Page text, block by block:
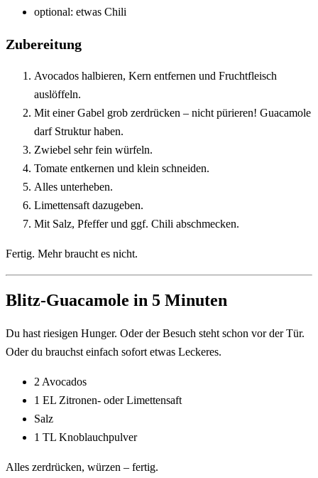
optional: etwas Chili
Zubereitung
Avocados halbieren, Kern entfernen und Fruchtfleisch
auslöffeln.
Mit einer Gabel grob zerdrücken – nicht pürieren! Guacamole
darf Struktur haben.
Zwiebel sehr fein würfeln.
Tomate entkernen und klein schneiden.
Alles unterheben.
Limettensaft dazugeben.
Mit Salz, Pfeffer und ggf. Chili abschmecken.
Fertig. Mehr braucht es nicht.
Blitz-Guacamole in 5 Minuten
Du hast riesigen Hunger. Oder der Besuch steht schon vor der Tür.
Oder du brauchst einfach sofort etwas Leckeres.
2 Avocados
1 EL Zitronen- oder Limettensaft
Salz
1 TL Knoblauchpulver
Alles zerdrücken, würzen – fertig.